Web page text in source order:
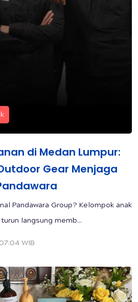
di Medan Lumpur:
Gear Menjaga
Pandawara Group? Kelompok anak
langsung memb...
WIB